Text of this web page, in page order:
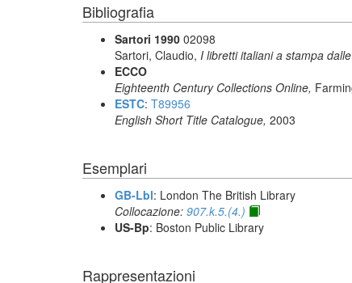
Bibliografia
Sartori 1990 02098
Sartori, Claudio, I libretti italiani a stampa
ECCO
Eighteenth Century Collections Online,
ESTC: T89956
English Short Title Catalogue, 2003
Esemplari
GB-Lbl: London The British Library
Collocazione: 907.k.5.(4.)
US-Bp: Boston Public Library
Rappresentazioni